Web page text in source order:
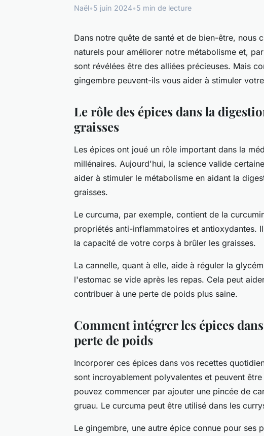
Naël•5 juin 2024•5 min de lecture
Dans notre quête de santé et de bien-être, nous
naturels pour améliorer notre métabolisme et,
sont révélées être des alliées précieuses. Mais
gingembre peuvent-ils vous aider à stimuler
Le rôle des épices dans la
graisses
Les épices ont joué un rôle important dans la
millénaires. Aujourd'hui, la science valide
aider à stimuler le métabolisme en aidant la
graisses.
Le curcuma, par exemple, contient de la
propriétés anti-inflammatoires et antioxydantes.
la capacité de votre corps à brûler les graisses.
La cannelle, quant à elle, aide à réguler la
l'estomac se vide après les repas. Cela peut
contribuer à une perte de poids plus saine.
Comment intégrer les épices
perte de poids
Incorporer ces épices dans vos recettes
sont incroyablement polyvalentes et peuvent
pouvez commencer par ajouter une pincée de
gruau. Le curcuma peut être utilisé dans les
Le gingembre, une autre épice connue pour ses